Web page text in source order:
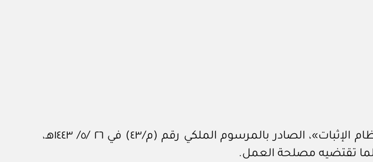
بناءً على الصلاحيات المخوَّلة له نظاماً، وبعد الاطلاع على المادة (١٢٦) من «نظام الإثبات»، الصادر بالمرسوم الملكي رقم (م/٤٣) في ٢٦ /٥/ ١٤٤٣هـ،
تقتضيه مصلحة العمل.